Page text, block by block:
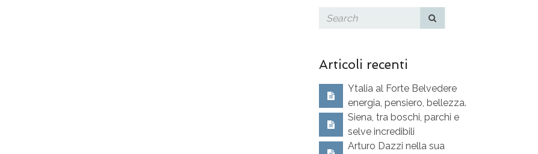
Articoli recenti
Ytalia al Forte Belvedere
energia, pensiero, bellezza.
Siena, tra boschi, parchi e
selve incredibili
Arturo Dazzi nella sua